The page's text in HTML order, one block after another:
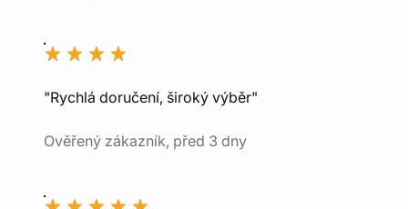
"Rychlá doručení, široký výběr"
Ověřený zákazník, před 3 dny